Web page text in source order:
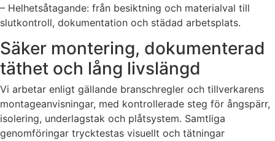
– Helhetsåtagande: från besiktning och materialval till
slutkontroll, dokumentation och städad arbetsplats.
Säker montering, dokumenterad
täthet och lång livslängd
Vi arbetar enligt gällande branschregler och tillverkarens
montageanvisningar, med kontrollerade steg för ångspärr,
isolering, underlagstak och plåtsystem. Samtliga
genomföringar trycktestas visuellt och tätningar